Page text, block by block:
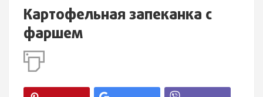
Картофельная запеканка с
фаршем